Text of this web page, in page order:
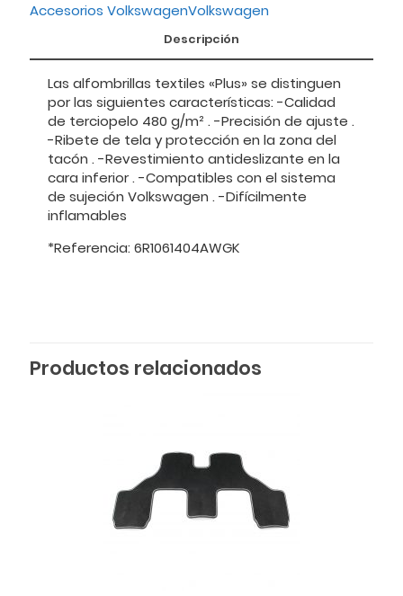
Accesorios VolkswagenVolkswagen
Descripción
Las alfombrillas textiles «Plus» se distinguen
por las siguientes características: -Calidad
de terciopelo 480 g/m² . -Precisión de ajuste .
-Ribete de tela y protección en la zona del
tacón . -Revestimiento antideslizante en la
cara inferior . -Compatibles con el sistema
de sujeción Volkswagen . -Difícilmente
inflamables
*Referencia: 6R1061404AWGK
Productos relacionados